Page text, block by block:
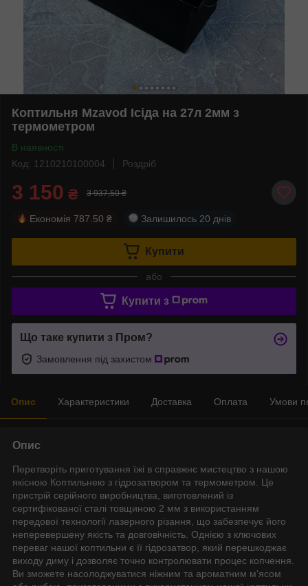
Коптильня Mzavod Ісіда на 27л 2мм з
термометром
В наявності
Код: 1210210100004
Роздріб
3 150 ₴ 3 937,50 ₴
Економія 787.50 ₴ Залишилось 20 днів
Купити
або
Купити з
Що таке купити з Пром?
Замовлення під захистом
Опис Характеристики Доставка Оплата Умови
Опис
Перетворіть приготування їжі в справжнє мистецтво з нашою
якісною Коптильнею з гідрозатвором та термометром. Це
пристрій серійного виробництва, виготовлений із
сертифікованої сталі товщиною 2 мм з використанням
передової технології лазерного різання, що забезпечує його
неперевершену якість та довговічність. Однією з ключових
переваг нашої коптильни є її гідрозатвор, який перешкоджає
виходу диму і дозволяє точно контролювати процес копчення.
Ви зможете насолоджуватися ніжним та ароматним м'ясом